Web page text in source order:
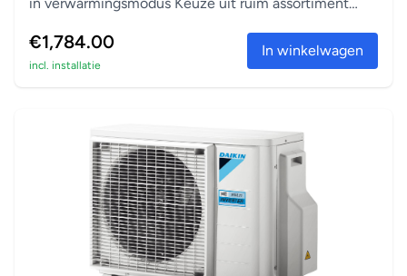
€1,784.00
incl. installatie
In winkelwagen